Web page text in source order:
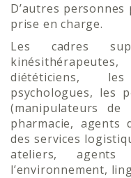
D’autres
prise en charge.
Les cadres
diététiciens,
psychologues, les
(manipulateurs de
pharmacie, agents
des services
ateliers,
l’environnement,